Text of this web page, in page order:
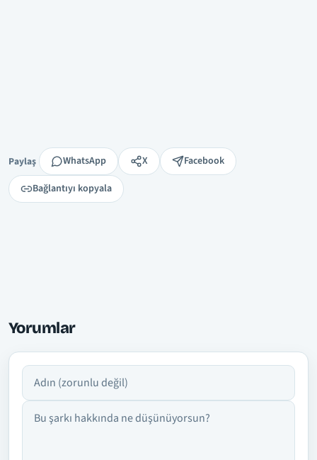
Paylaş
Paylaş WhatsApp X
Facebook
Bağlantıyı kopyala
Yorumlar
Adın
Yorumun